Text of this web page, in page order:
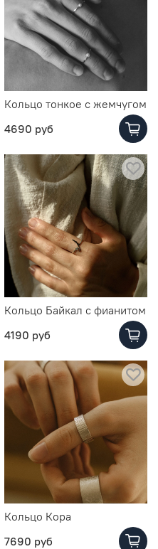
Кольцо тонкое с жемчугом
4690 руб
Кольцо Байкал с фианитом
4190 руб
Кольцо Кора
7690 руб